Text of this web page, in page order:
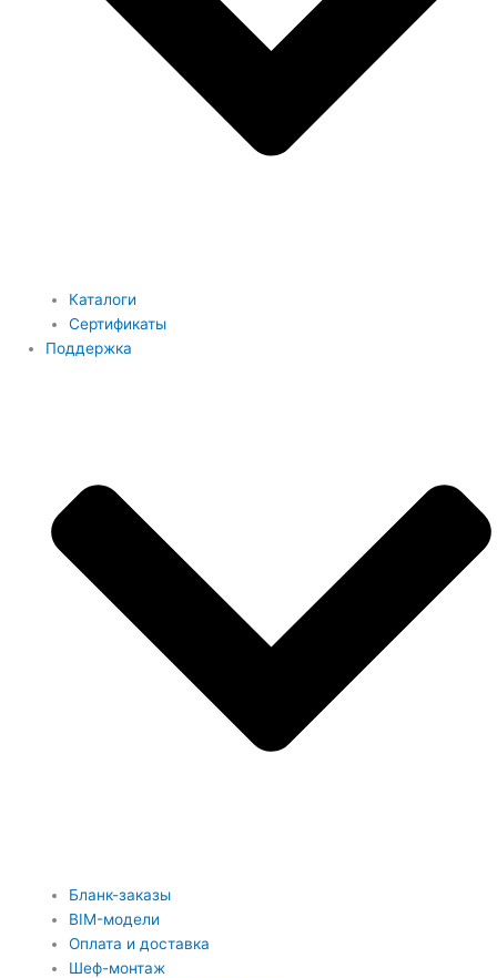
Каталоги
Сертификаты
Поддержка
Бланк-заказы
BIM-модели
Оплата и доставка
Шеф-монтаж